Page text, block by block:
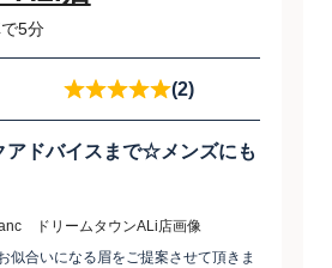
5分
(2)
アドバイスまで☆メンズにも
似合いになる眉をご提案させて頂きま